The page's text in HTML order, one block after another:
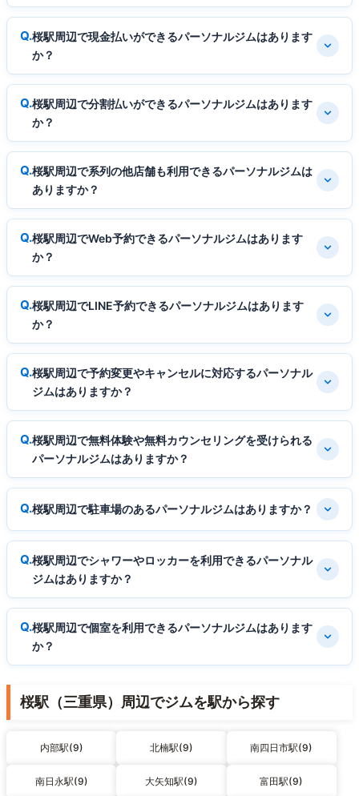
桜駅周辺で現金払いができるパーソナルジムはあります
か？
桜駅周辺で分割払いができるパーソナルジムはあります
か？
桜駅周辺で系列の他店舗も利用できるパーソナルジムは
ありますか？
桜駅周辺でWeb予約できるパーソナルジムはあります
か？
桜駅周辺でLINE予約できるパーソナルジムはあります
か？
桜駅周辺で予約変更やキャンセルに対応するパーソナル
ジムはありますか？
桜駅周辺で無料体験や無料カウンセリングを受けられる
パーソナルジムはありますか？
桜駅周辺で駐車場のあるパーソナルジムはありますか？
桜駅周辺でシャワーやロッカーを利用できるパーソナル
ジムはありますか？
桜駅周辺で個室を利用できるパーソナルジムはあります
か？
桜駅（三重県）周辺でジムを駅から探す
内部駅(9) 北楠駅(9) 南四日市駅(9)
南日永駅(9) 大矢知駅(9) 富田駅(9)